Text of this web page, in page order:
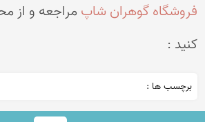
فروشگاه گوهران شاپ مراجعه و از
کنید :
برچسب ها :